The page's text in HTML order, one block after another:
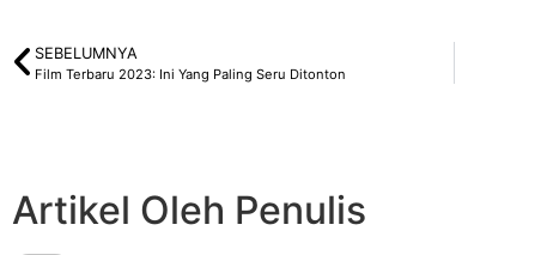
SEBELUMNYA
Film Terbaru 2023: Ini Yang Paling Seru Ditonton
Artikel Oleh Penulis